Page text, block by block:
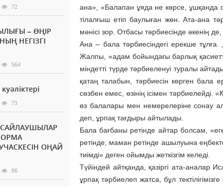
72
– ӨҢІР
НЕГІЗГІ
564
73
ОҢАЙ
86
ана», «Балапан ұяда не көрсе, ұшқанда
тілалғыш етіп баулыған жөн. Ата-ана
мәнісі зор. Отбасы тәрбиесінде әкенің
Ана – бала тәрбиесіндегі ерекше
Жалпы, «адам бойындағы барлық
міндетті түрде тәрбиеленуі туралы
қатаң талабын, тәрбиесін көрген
сөзбен емес, өзінің ісімен
өз балалары мен немерелеріне сонау
деп, ұрпақ тағдыры айтылады.
Бала бағбаны ретінде айтар болсам,
ретінде, маман ретінде ашылуына
тиімді» деген ойымды жеткізгім келеді.
Түйіндей айтқанда, қазіргі ата-аналар
ұрпақ тәрбиелеп жатса, бұл